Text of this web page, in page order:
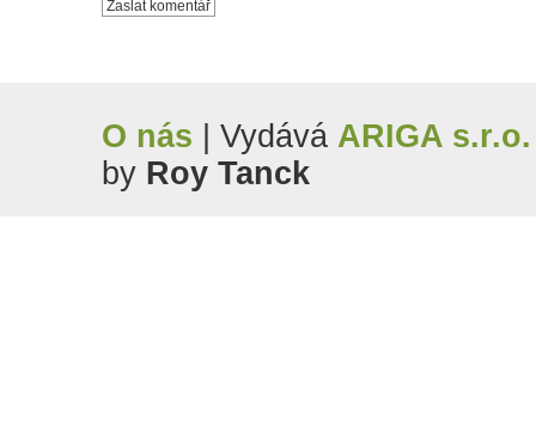
O nás | Vydává ARIGA s.r.o.
by Roy Tanck